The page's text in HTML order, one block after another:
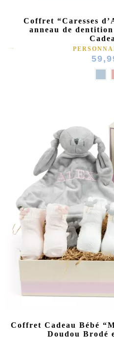
Coffret “Caresses
anneau de
Coffret Cadeau Bébé
Doudou Brodé